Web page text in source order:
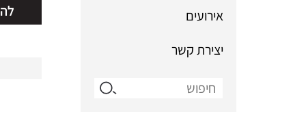
אירועים
יצירת קשר
Search